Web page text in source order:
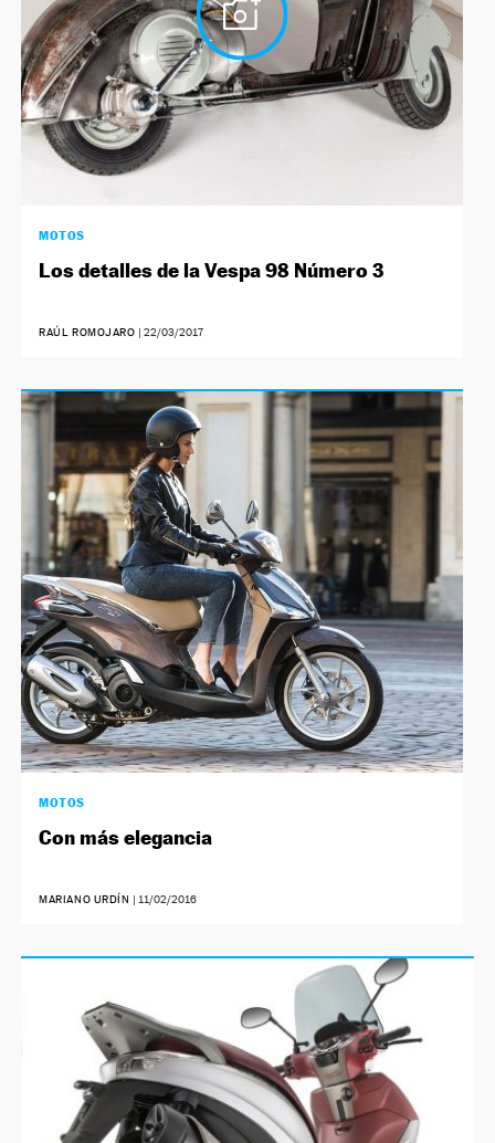
MOTOS
Los detalles de la Vespa 98 Número 3
RAÚL ROMOJARO | 22/03/2017
MOTOS
Con más elegancia
MARIANO URDÍN | 11/02/2016